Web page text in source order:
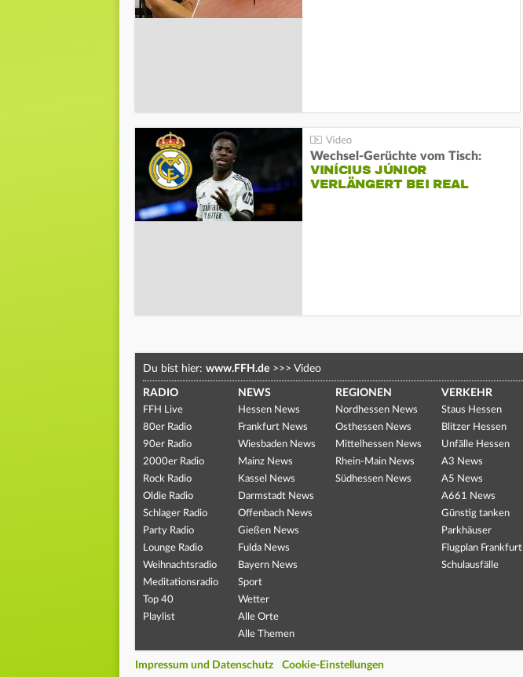
Wechsel-Gerüchte vom Tisch:
VINÍCIUS JÚNIOR
VERLÄNGERT BEI REAL
Du bist hier: www.FFH.de >>> Video
RADIO
FFH Live
80er Radio
90er Radio
2000er Radio
Rock Radio
Oldie Radio
Schlager Radio
Party Radio
Lounge Radio
Weihnachtsradio
Meditationsradio
Top 40
Playlist
NEWS
Hessen News
Frankfurt News
Wiesbaden News
Mainz News
Kassel News
Darmstadt News
Offenbach News
Gießen News
Fulda News
Bayern News
Sport
Wetter
Alle Orte
Alle Themen
REGIONEN
Nordhessen News
Osthessen News
Mittelhessen News
Rhein-Main News
Südhessen News
VERKEHR
Staus Hessen
Blitzer Hessen
Unfälle Hessen
A3 News
A5 News
A661 News
Günstig tanken
Parkhäuser
Flugplan Frankfurt
Schulausfälle
Impressum und Datenschutz Cookie-Einstellungen